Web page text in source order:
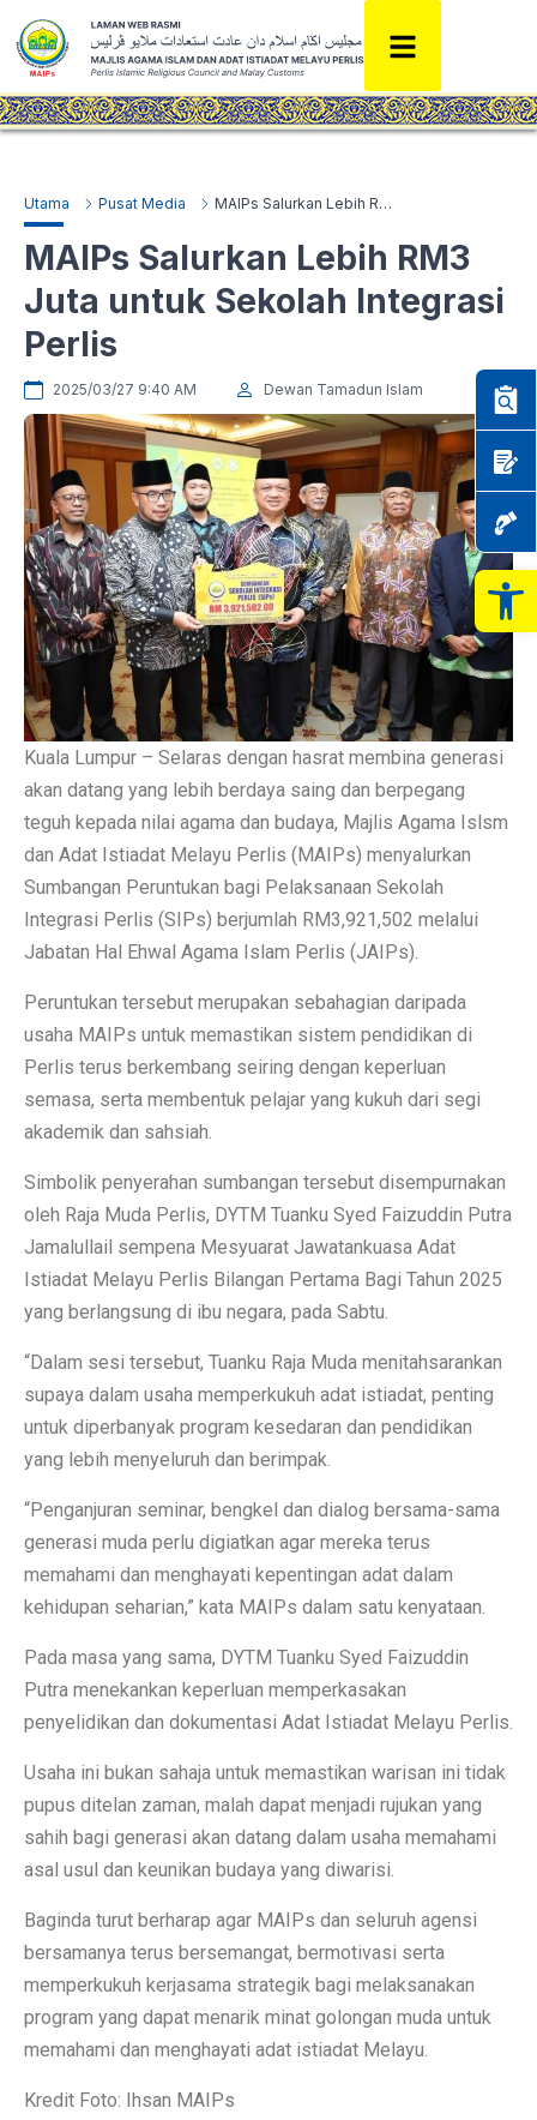
Utama Pusat Media MAIPs Salurkan Lebih RM3 Juta untuk Sekolah Integrasi Perlis
MAIPs Salurkan Lebih RM3
Juta untuk Sekolah Integrasi
Perlis
2025/03/27 9:40 AM Dewan Tamadun Islam
Kuala Lumpur – Selaras dengan hasrat membina generasi
akan datang yang lebih berdaya saing dan berpegang
teguh kepada nilai agama dan budaya, Majlis Agama Islsm
dan Adat Istiadat Melayu Perlis (MAIPs) menyalurkan
Sumbangan Peruntukan bagi Pelaksanaan Sekolah
Integrasi Perlis (SIPs) berjumlah RM3,921,502 melalui
Jabatan Hal Ehwal Agama Islam Perlis (JAIPs).
Peruntukan tersebut merupakan sebahagian daripada
usaha MAIPs untuk memastikan sistem pendidikan di
Perlis terus berkembang seiring dengan keperluan
semasa, serta membentuk pelajar yang kukuh dari segi
akademik dan sahsiah.
Simbolik penyerahan sumbangan tersebut disempurnakan
oleh Raja Muda Perlis, DYTM Tuanku Syed Faizuddin Putra
Jamalullail sempena Mesyuarat Jawatankuasa Adat
Istiadat Melayu Perlis Bilangan Pertama Bagi Tahun 2025
yang berlangsung di ibu negara, pada Sabtu.
“Dalam sesi tersebut, Tuanku Raja Muda menitahsarankan
supaya dalam usaha memperkukuh adat istiadat, penting
untuk diperbanyak program kesedaran dan pendidikan
yang lebih menyeluruh dan berimpak.
“Penganjuran seminar, bengkel dan dialog bersama-sama
generasi muda perlu digiatkan agar mereka terus
memahami dan menghayati kepentingan adat dalam
kehidupan seharian,” kata MAIPs dalam satu kenyataan.
Pada masa yang sama, DYTM Tuanku Syed Faizuddin
Putra menekankan keperluan memperkasakan
penyelidikan dan dokumentasi Adat Istiadat Melayu Perlis.
Usaha ini bukan sahaja untuk memastikan warisan ini tidak
pupus ditelan zaman, malah dapat menjadi rujukan yang
sahih bagi generasi akan datang dalam usaha memahami
asal usul dan keunikan budaya yang diwarisi.
Baginda turut berharap agar MAIPs dan seluruh agensi
bersamanya terus bersemangat, bermotivasi serta
memperkukuh kerjasama strategik bagi melaksanakan
program yang dapat menarik minat golongan muda untuk
memahami dan menghayati adat istiadat Melayu.
Kredit Foto: Ihsan MAIPs